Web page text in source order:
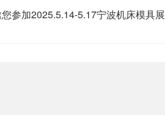
参加2025.5.14-5.17宁波机床模具展